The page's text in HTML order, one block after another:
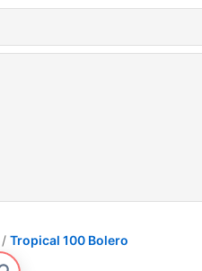
Tropical 100 Bolero